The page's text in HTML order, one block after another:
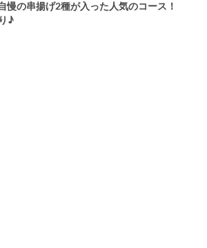
の串揚げ2種が入った人気のコース！
♪